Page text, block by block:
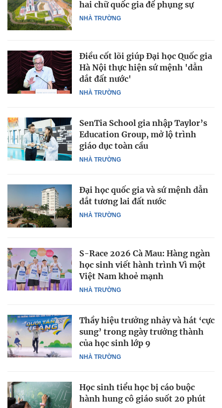
NHÀ TRƯỜNG
hai chữ quốc gia để phụng sự
NHÀ TRƯỜNG
Điều cốt lõi giúp Đại học Quốc gia
Hà Nội thực hiện sứ mệnh 'dẫn
dắt đất nước'
NHÀ TRƯỜNG
SenTia School gia nhập Taylor’s
Education Group, mở lộ trình
giáo dục toàn cầu
NHÀ TRƯỜNG
Đại học quốc gia và sứ mệnh dẫn
dắt tương lai đất nước
NHÀ TRƯỜNG
S-Race 2026 Cà Mau: Hàng ngàn
học sinh viết hành trình Vì một
Việt Nam khoẻ mạnh
NHÀ TRƯỜNG
Thầy hiệu trưởng nhảy và hát ‘cực
sung’ trong ngày trưởng thành
của học sinh lớp 9
Học sinh tiểu học bị cáo buộc
hành hung cô giáo suốt 20 phút